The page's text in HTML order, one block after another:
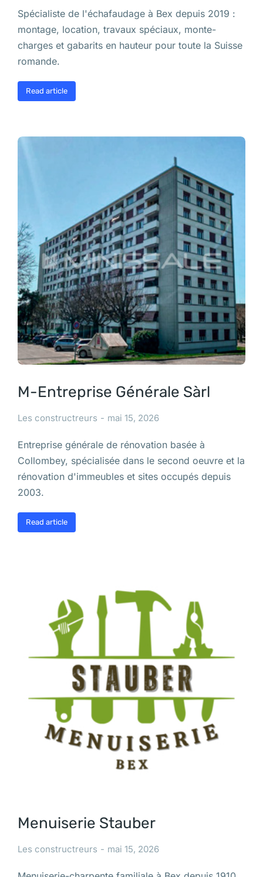
Spécialiste de l'échafaudage à Bex depuis 2019 :
montage, location, travaux spéciaux, monte-
charges et gabarits en hauteur pour toute la Suisse
romande.
Read article
M-Entreprise Générale Sàrl
Les constructreurs mai 15, 2026
Entreprise générale de rénovation basée à
Collombey, spécialisée dans le second oeuvre et la
rénovation d'immeubles et sites occupés depuis
2003.
Read article
Menuiserie Stauber
Les constructreurs mai 15, 2026